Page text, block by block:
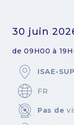
30 juin
de 09H00 à
ISAE-
FR
Pas de